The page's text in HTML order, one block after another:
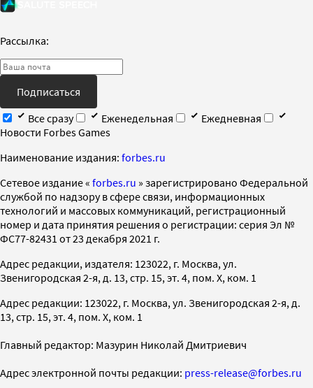
Рассылка:
Подписаться
Все сразу
Еженедельная
Ежедневная
Новости Forbes Games
Наименование издания: forbes.ru
Cетевое издание « forbes.ru » зарегистрировано Федеральной
службой по надзору в сфере связи, информационных
технологий и массовых коммуникаций, регистрационный
номер и дата принятия решения о регистрации: серия Эл №
ФС77-82431 от 23 декабря 2021 г.
Адрес редакции, издателя: 123022, г. Москва, ул.
Звенигородская 2-я, д. 13, стр. 15, эт. 4, пом. X, ком. 1
Адрес редакции: 123022, г. Москва, ул. Звенигородская 2-я, д.
13, стр. 15, эт. 4, пом. X, ком. 1
Главный редактор: Мазурин Николай Дмитриевич
Адрес электронной почты редакции: press-release@forbes.ru